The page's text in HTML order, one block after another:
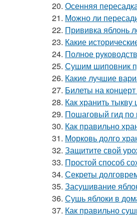
20. Осенняя
21. Можно ли
22. Прививка яблонь
23. Какие
24. Полное
25. Сушим шиповник
26. Какие лучшие
27. Билеты на
28. Как хранить
29. Пошаговый гид по
30. Как правильно
31. Морковь долго
32. Защитите свой
33. Простой способ
34. Секреты
35. Засушивание
36. Сушь яблоки в
37. Как правильно